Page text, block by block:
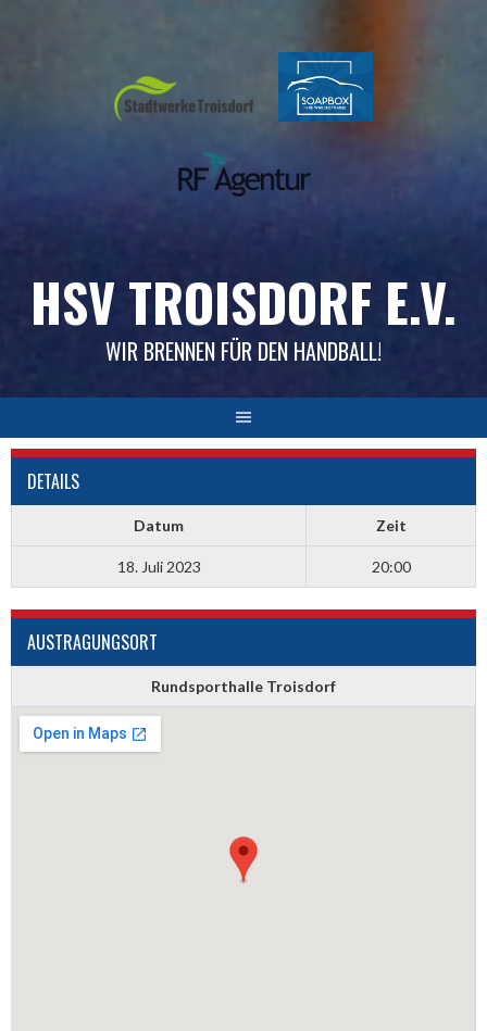
HSV TROISDORF E.V.
WIR BRENNEN FÜR DEN HANDBALL!
DETAILS
Datum Zeit
18. Juli 2023 20:00
AUSTRAGUNGSORT
Rundsporthalle Troisdorf